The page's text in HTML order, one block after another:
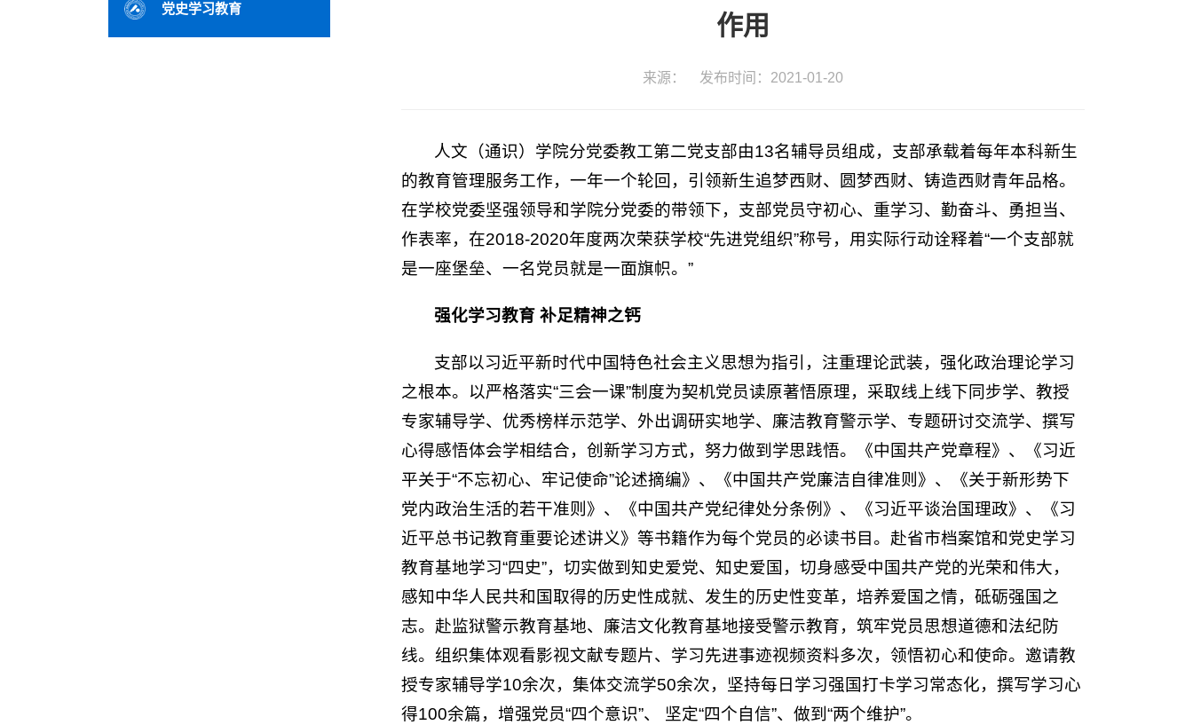
党史学习教育
作用
来源： 发布时间：2021-01-20
人文（通识）学院分党委教工第二党支部由13名辅导员组成，支部承载着每年本科新生
的教育管理服务工作，一年一个轮回，引领新生追梦西财、圆梦西财、铸造西财青年品格。
在学校党委坚强领导和学院分党委的带领下，支部党员守初心、重学习、勤奋斗、勇担当、
作表率，在2018-2020年度两次荣获学校“先进党组织”称号，用实际行动诠释着“一个支部就
是一座堡垒、一名党员就是一面旗帜。”
强化学习教育 补足精神之钙
支部以习近平新时代中国特色社会主义思想为指引，注重理论武装，强化政治理论学习
之根本。以严格落实“三会一课”制度为契机党员读原著悟原理，采取线上线下同步学、教授
专家辅导学、优秀榜样示范学、外出调研实地学、廉洁教育警示学、专题研讨交流学、撰写
心得感悟体会学相结合，创新学习方式，努力做到学思践悟。《中国共产党章程》、《习近
平关于“不忘初心、牢记使命”论述摘编》、《中国共产党廉洁自律准则》、《关于新形势下
党内政治生活的若干准则》、《中国共产党纪律处分条例》、《习近平谈治国理政》、《习
近平总书记教育重要论述讲义》等书籍作为每个党员的必读书目。赴省市档案馆和党史学习
教育基地学习“四史”，切实做到知史爱党、知史爱国，切身感受中国共产党的光荣和伟大，
感知中华人民共和国取得的历史性成就、发生的历史性变革，培养爱国之情，砥砺强国之
志。赴监狱警示教育基地、廉洁文化教育基地接受警示教育，筑牢党员思想道德和法纪防
线。组织集体观看影视文献专题片、学习先进事迹视频资料多次，领悟初心和使命。邀请教
授专家辅导学10余次，集体交流学50余次，坚持每日学习强国打卡学习常态化，撰写学习心
得100余篇，增强党员“四个意识”、 坚定“四个自信”、做到“两个维护”。